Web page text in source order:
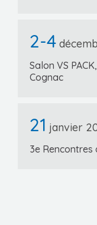
2-4
Salon VS
Cognac
21 janvier
3e